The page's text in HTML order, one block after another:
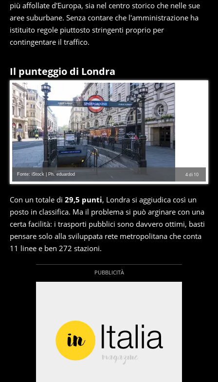
più affollate d'Europa, sia nel centro storico che nelle sue
aree suburbane. Senza contare che l'amministrazione ha
istituito regole piuttosto stringenti proprio per
contingentare il traffico.
Il punteggio di Londra
4di 10
Fonte: iStock | Ph. eduardod
Con un totale di 29,5 punti, Londra si aggiudica così un
posto in classifica. Ma il problema si può arginare con una
certa facilità: i trasporti pubblici sono davvero ottimi, basti
pensare solo alla sviluppata rete metropolitana che conta
11 linee e ben 272 stazioni.